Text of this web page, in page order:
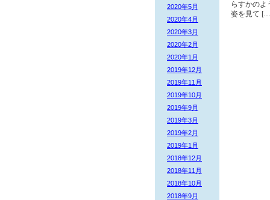
2020年5月
2020年4月
2020年3月
2020年2月
2020年1月
2019年12月
2019年11月
2019年10月
2019年9月
2019年3月
2019年2月
2019年1月
2018年12月
2018年11月
2018年10月
2018年9月
らすかのよ
姿を見て